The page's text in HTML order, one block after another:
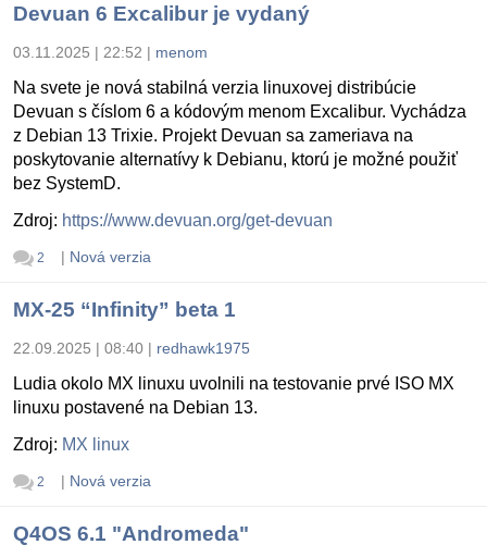
Devuan 6 Excalibur je vydaný
03.11.2025 | 22:52 | menom
Na svete je nová stabilná verzia linuxovej distribúcie
Devuan s číslom 6 a kódovým menom Excalibur. Vychádza
z Debian 13 Trixie. Projekt Devuan sa zameriava na
poskytovanie alternatívy k Debianu, ktorú je možné použiť
bez SystemD.
Zdroj: https://www.devuan.org/get-devuan
2 | Nová verzia
MX-25 “Infinity” beta 1
22.09.2025 | 08:40 | redhawk1975
Ludia okolo MX linuxu uvolnili na testovanie prvé ISO MX
linuxu postavené na Debian 13.
Zdroj: MX linux
2 | Nová verzia
Q4OS 6.1 "Andromeda"